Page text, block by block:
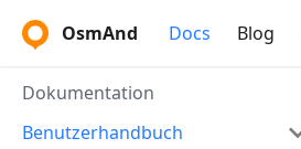
OsmAnd Docs Blog
Dokumentation
Benutzerhandbuch